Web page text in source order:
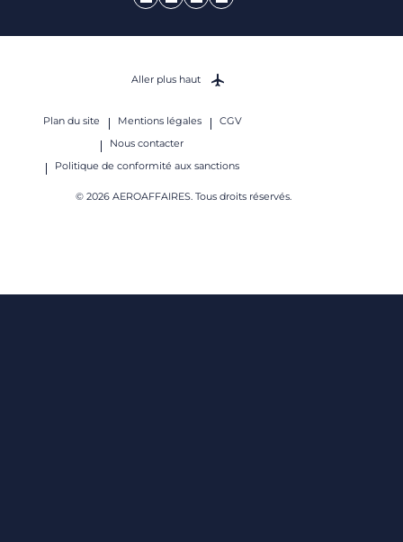
Plan du site Mentions légales
CGV
Nous contacter
Politique de conformité aux sanctions
© 2026 AEROAFFAIRES. Tous droits réservés.
Aller plus haut